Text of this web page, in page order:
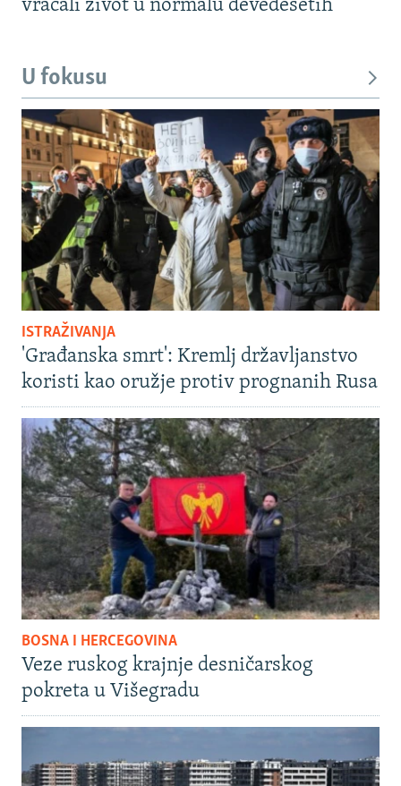
vraćali život u normalu devedesetih
U fokusu
ISTRAŽIVANJA
'Građanska smrt': Kremlj državljanstvo
koristi kao oružje protiv prognanih Rusa
BOSNA I HERCEGOVINA
Veze ruskog krajnje desničarskog
pokreta u Višegradu